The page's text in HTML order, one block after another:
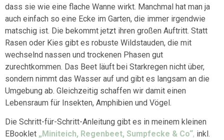
dass sie wie eine flache Wanne wirkt. Manchmal hat man ja
auch einfach so eine Ecke im Garten, die immer irgendwie
matschig ist. Die bekommt jetzt ihren großen Auftritt. Statt
Rasen oder Kies gibt es robuste Wildstauden, die mit
wechselnd nassen und trockenen Phasen gut
zurechtkommen. Das Beet läuft bei Starkregen nicht über,
sondern nimmt das Wasser auf und gibt es langsam an die
Umgebung ab. Gleichzeitig schaffen wir damit einen
Lebensraum für Insekten, Amphibien und Vögel.
Die Schritt-für-Schritt-Anleitung gibt es in meinem kleinen
EBooklet „Miniteich, Regenbeet, Sumpfecke & Co“, inkl.